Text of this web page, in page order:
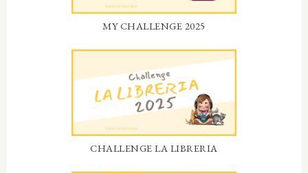
MY CHALLENGE 2025
CHALLENGE LA LIBRERIA